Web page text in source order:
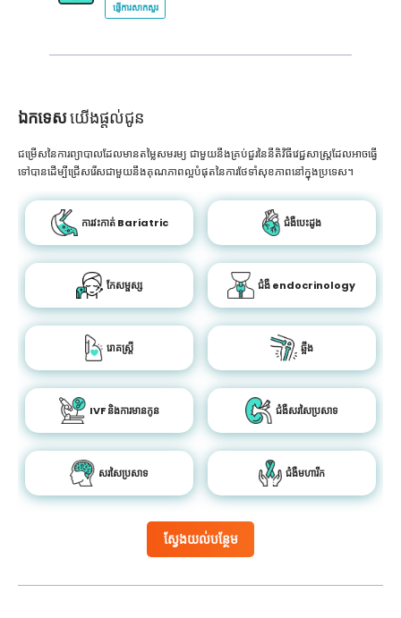
ផ្ញើការសាកសួរ
ឯកទេសយើងផ្តល់ជូន
ស្វែងយល់បន្ថែម
ជម្រើសនៃការព្យាបាលដែលមានតម្លៃសមរម្យ ជាមួយនឹងគ្រប់ជួរនៃនីតិវិធីវេជ្ជសាស្រ្តដែលអាចធ្វើ
ទៅបានដើម្បីជ្រើសរើសជាមួយនឹងគុណភាពល្អបំផុតនៃការថែទាំសុខភាពនៅក្នុងប្រទេស។
ការវះកាត់ Bariatric ជំងឺបេះដូង
កែសម្ផស្ស ជំងឺ endocrinology
រោគស្ត្រី ឆ្អឹង
IVF និងការមានកូន ជំងឺសរសៃប្រសាទ
សរសៃប្រសាទ ជំងឺមហារីក